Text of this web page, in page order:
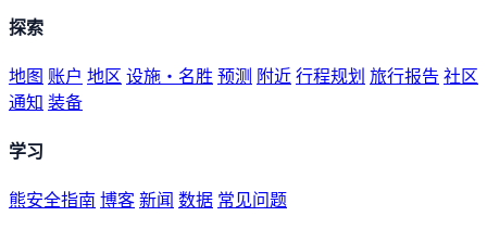
探索
地图 账户 地区 设施・名胜 预测 附近行程规划 旅行报告 社区
通知 装备
学习
熊安全指南 博客新闻 数据 常见问题